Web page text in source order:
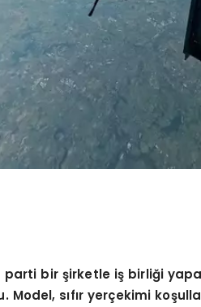
parti bir şirketle iş birliği
Model, sıfır yerçekimi